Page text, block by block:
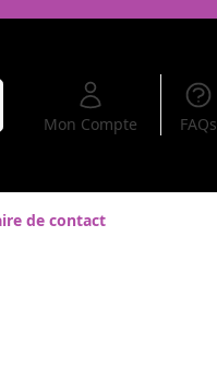
Mon Compte FAQs
de contact